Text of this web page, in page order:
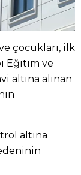
çocukları, ilk
Eğitim ve
altına alınan
altına